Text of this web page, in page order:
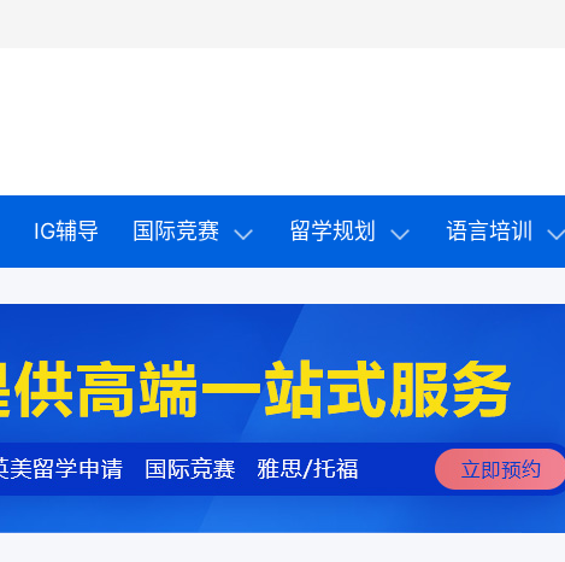
IG辅导 国际竞赛 留学规划 语言培训